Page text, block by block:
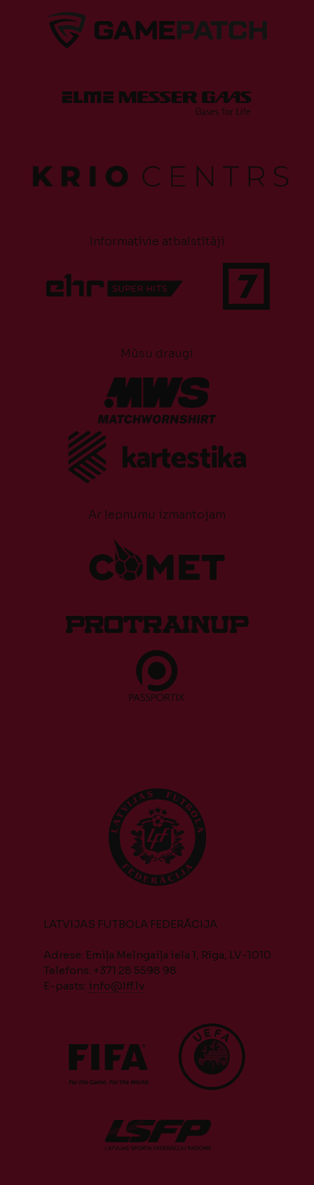
Informatīvie atbalstītāji
Mūsu draugi
Ar lepnumu izmantojam
LATVIJAS FUTBOLA FEDERĀCIJA
Adrese: Emiļa Melngaiļa iela 1, Rīga, LV-1010
Telefons: +371 28 5598 98
E-pasts: info@lff.lv